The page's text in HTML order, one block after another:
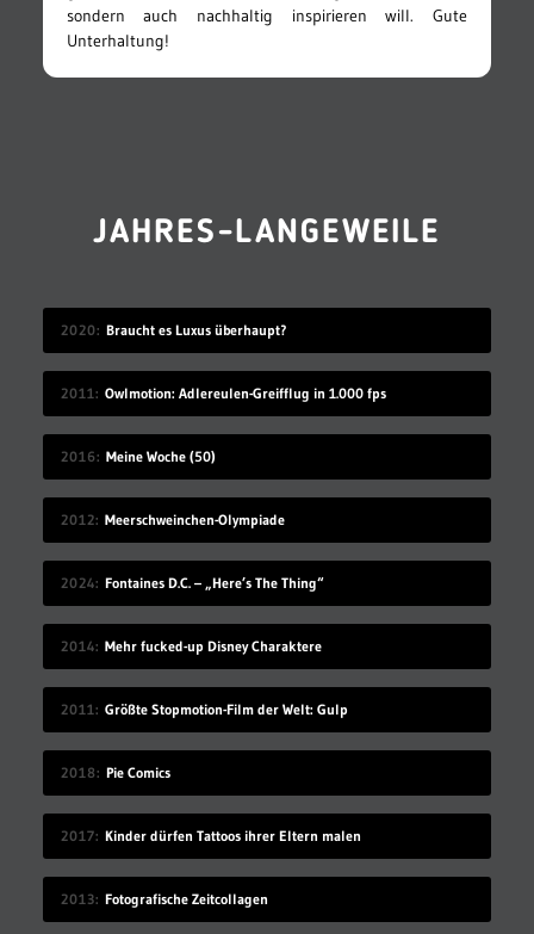
sondern auch nachhaltig inspirieren will. Gute
Unterhaltung!
JAHRES-LANGEWEILE
2020 Braucht es Luxus überhaupt?
2011 Owlmotion: Adlereulen-Greifflug in 1.000 fps
2016 Meine Woche (50)
2012 Meerschweinchen-Olympiade
2024 Fontaines D.C. – „Here’s The Thing“
2014 Mehr fucked-up Disney Charaktere
2011 Größte Stopmotion-Film der Welt: Gulp
2018 Pie Comics
2017 Kinder dürfen Tattoos ihrer Eltern malen
2013 Fotografische Zeitcollagen